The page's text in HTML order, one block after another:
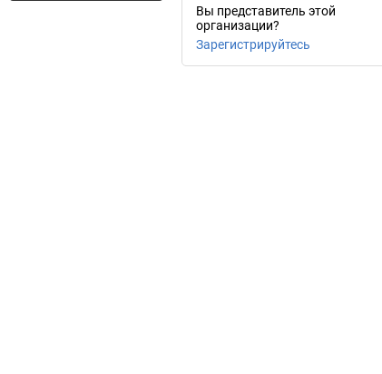
Вы представитель этой
организации?
Зарегистрируйтесь